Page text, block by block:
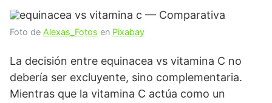
Foto de Alexas_Fotos en Pixabay
La decisión entre equinacea vs vitamina C no
debería ser excluyente, sino complementaria.
Mientras que la vitamina C actúa como un